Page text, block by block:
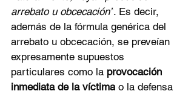
arrebato u obcecación”. Es decir,
además de la fórmula genérica del
arrebato u obcecación, se preveían
expresamente supuestos
particulares como la provocación
inmediata de la víctima o la defensa